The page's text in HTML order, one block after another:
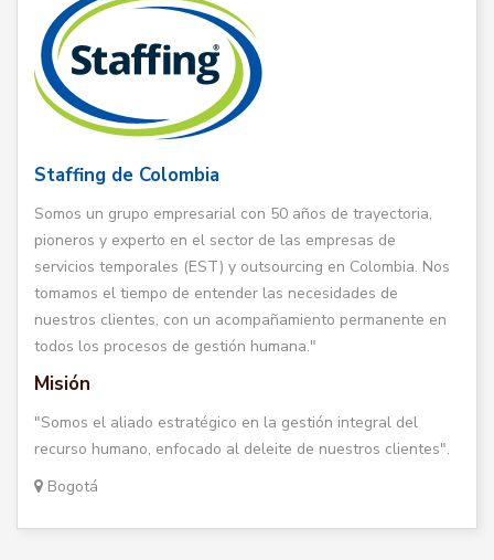
Staffing de Colombia
Somos un grupo empresarial con 50 años de trayectoria,
pioneros y experto en el sector de las empresas de
servicios temporales (EST) y outsourcing en Colombia. Nos
tomamos el tiempo de entender las necesidades de
nuestros clientes, con un acompañamiento permanente en
todos los procesos de gestión humana."
Misión
"Somos el aliado estratégico en la gestión integral del
recurso humano, enfocado al deleite de nuestros clientes".
Bogotá